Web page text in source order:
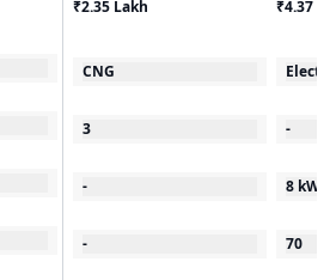
₹2.35 Lakh
CNG
3
-
-
₹4.37 -
-
8 kW
70